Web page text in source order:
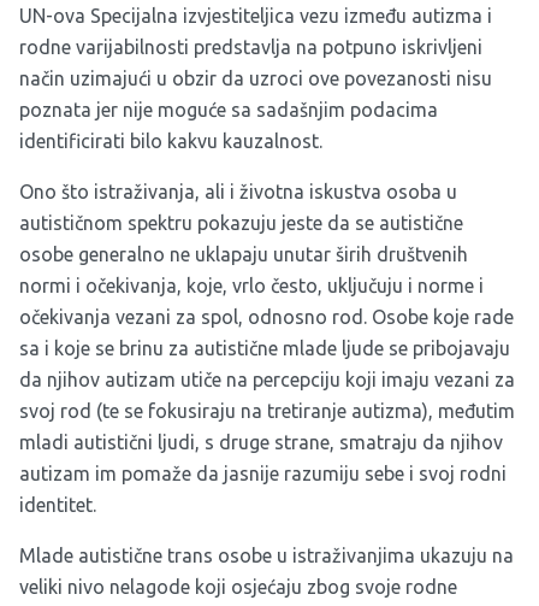
UN-ova Specijalna izvjestiteljica vezu između autizma i
rodne varijabilnosti predstavlja na potpuno iskrivljeni
način uzimajući u obzir da uzroci ove povezanosti nisu
poznata jer nije moguće sa sadašnjim podacima
identificirati bilo kakvu kauzalnost.
Ono što istraživanja, ali i životna iskustva osoba u
autističnom spektru pokazuju jeste da se autistične
osobe generalno ne uklapaju unutar širih društvenih
normi i očekivanja, koje, vrlo često, uključuju i norme i
očekivanja vezani za spol, odnosno rod. Osobe koje rade
sa i koje se brinu za autistične mlade ljude se pribojavaju
da njihov autizam utiče na percepciju koji imaju vezani za
svoj rod (te se fokusiraju na tretiranje autizma), međutim
mladi autistični ljudi, s druge strane, smatraju da njihov
autizam im pomaže da jasnije razumiju sebe i svoj rodni
identitet.
Mlade autistične trans osobe u istraživanjima ukazuju na
veliki nivo nelagode koji osjećaju zbog svoje rodne